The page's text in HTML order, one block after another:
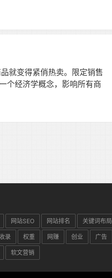
就变得紧俏热卖。限定销售
个经济学概念，影响所有商
网站SEO 网站排名 关键词布局
收录 权重 网赚 创业 广告
软文营销